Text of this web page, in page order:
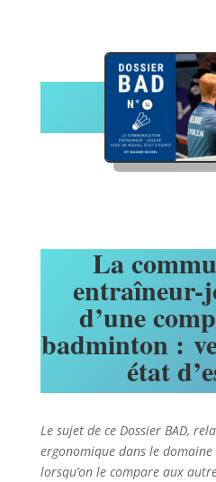
La
entraîneur-
d’une
badminton :
état
Le sujet de ce Dossier BAD,
ergonomique dans le
lorsqu’on le compare aux